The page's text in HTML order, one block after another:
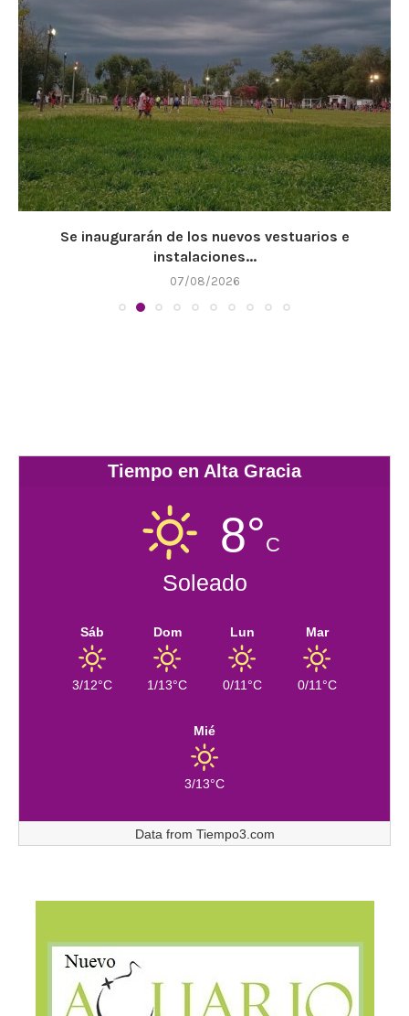
Se inaugurarán de los nuevos vestuarios e
instalaciones...
07/08/2026
Tiempo en Alta Gracia
8°C
Soleado
Sáb
3/12°C
Dom
1/13°C
Lun
0/11°C
Mar
0/11°C
Mié
3/13°C
Data from Tiempo3.com